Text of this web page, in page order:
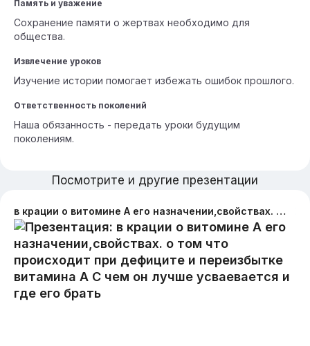
Память и уважение
Сохранение памяти о жертвах необходимо для
общества.
Извлечение уроков
Изучение истории помогает избежать ошибок прошлого.
Ответственность поколений
Наша обязанность - передать уроки будущим
поколениям.
Посмотрите и другие презентации
в крации о витомине А его назначении,свойствах. о том что происходит при дефиците и переизбытке витамина А С чем он лучше усваевается и где его брать